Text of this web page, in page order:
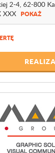
2-4, 62-800
XXX POKAŻ